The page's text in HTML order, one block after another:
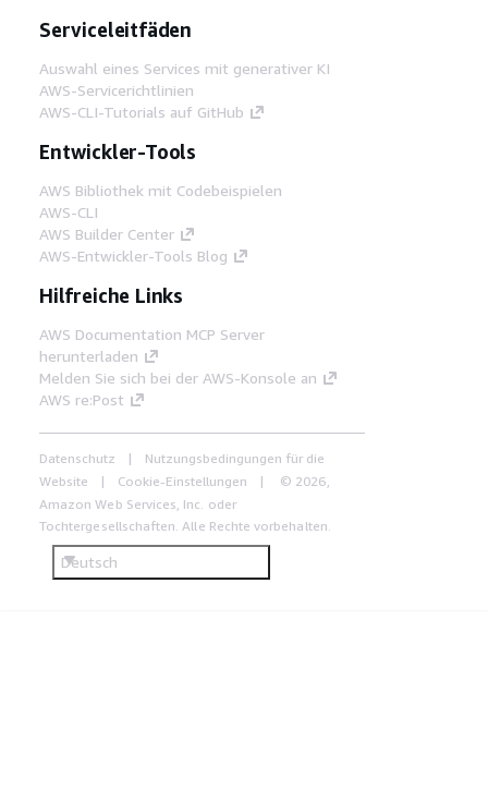
Serviceleitfäden
Auswahl eines Services mit generativer KI
AWS-Servicerichtlinien
AWS-CLI-Tutorials auf GitHub
Entwickler-Tools
AWS Bibliothek mit Codebeispielen
AWS-CLI
AWS Builder Center
AWS-Entwickler-Tools Blog
Hilfreiche Links
AWS Documentation MCP Server
herunterladen
Melden Sie sich bei der AWS-Konsole an
AWS re:Post
Datenschutz
Nutzungsbedingungen für die
Website
Cookie-Einstellungen
© 2026,
Amazon Web Services, Inc. oder
Tochtergesellschaften. Alle Rechte vorbehalten.
Deutsch